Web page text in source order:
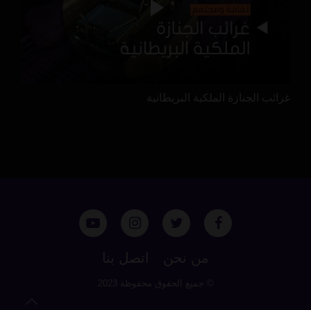
غرائب الجنازة الملكية البريطانية